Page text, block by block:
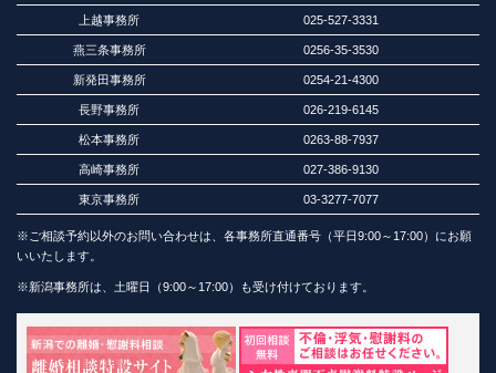
上越事務所 025-527-3331
燕三条事務所 0256-35-3530
新発田事務所 0254-21-4300
長野事務所 026-219-6145
松本事務所 0263-88-7937
高崎事務所 027-386-9130
東京事務所 03-3277-7077
※ご相談予約以外のお問い合わせは、各事務所直通番号（平日9:00～17:00）にお願
いいたします。
※新潟事務所は、土曜日（9:00～17:00）も受け付けております。